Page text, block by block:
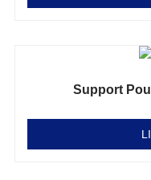
Support